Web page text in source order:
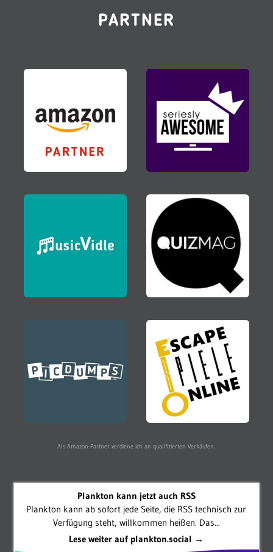
PARTNER
Als Amazon-Partner verdiene ich an qualifizierten Verkäufen.
Plankton kann jetzt auch RSS
Plankton kann ab sofort jede Seite, die RSS technisch zur
Verfügung steht, willkommen heißen. Das...
Lese weiter auf plankton.social →